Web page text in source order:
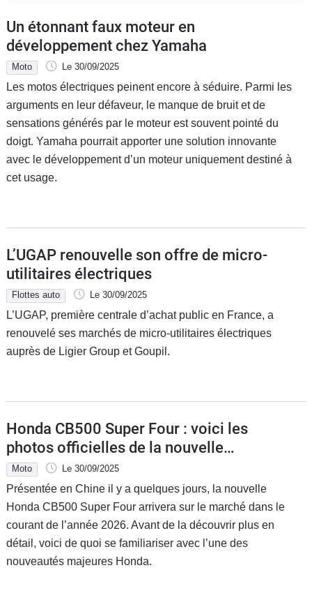
Un étonnant faux moteur en
développement chez Yamaha
Moto Le 30/09/2025
Les motos électriques peinent encore à séduire. Parmi les
arguments en leur défaveur, le manque de bruit et de
sensations générés par le moteur est souvent pointé du
doigt. Yamaha pourrait apporter une solution innovante
avec le développement d’un moteur uniquement destiné à
cet usage.
L’UGAP renouvelle son offre de micro-
utilitaires électriques
Flottes auto Le 30/09/2025
L’UGAP, première centrale d’achat public en France, a
renouvelé ses marchés de micro-utilitaires électriques
auprès de Ligier Group et Goupil.
Honda CB500 Super Four : voici les
photos officielles de la nouvelle
moyenne cylindrée japonaise
Moto Le 30/09/2025
Présentée en Chine il y a quelques jours, la nouvelle
Honda CB500 Super Four arrivera sur le marché dans le
courant de l’année 2026. Avant de la découvrir plus en
détail, voici de quoi se familiariser avec l’une des
nouveautés majeures Honda.